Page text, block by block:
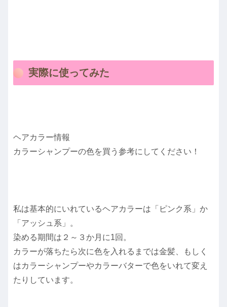
実際に使ってみた
ヘアカラー情報
カラーシャンプーの色を買う参考にしてください！
私は基本的にいれているヘアカラーは「ピンク系」か
「アッシュ系」。
染める期間は２～３か月に1回。
カラーが落ちたら次に色を入れるまでは金髪、もしく
はカラーシャンプーやカラーバターで色をいれて変え
たりしています。